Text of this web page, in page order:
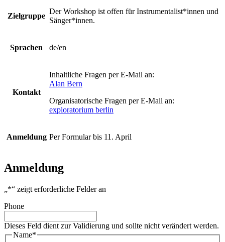
Zielgruppe
Der Workshop ist offen für Instrumentalist*innen und
Sänger*innen.
Sprachen de/en
Kontakt
Inhaltliche Fragen per E-Mail an:
Alan Bern
Organisatorische Fragen per E-Mail an:
exploratorium berlin
Anmeldung Per Formular bis 11. April
Anmeldung
„*“ zeigt erforderliche Felder an
Phone
Dieses Feld dient zur Validierung und sollte nicht verändert werden.
Name*